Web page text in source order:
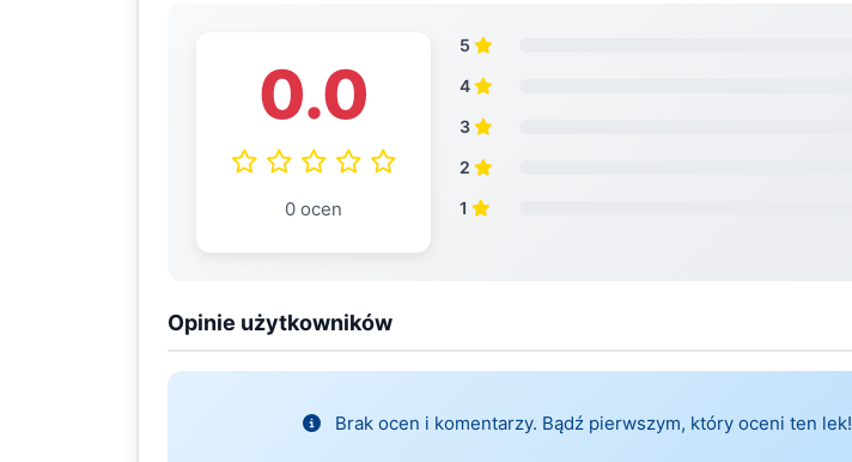
0.0
0 ocen
5
4
3
2
1
Opinie użytkowników
Brak ocen i komentarzy. Bądź pierwszym, który oceni ten lek!